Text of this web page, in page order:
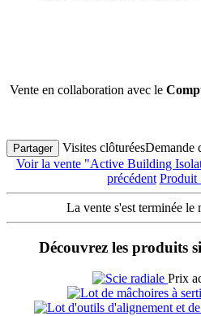
Vente en collaboration avec le
Partager Visites clôturéesDemande
Voir la vente "Active Building
précédent Produit
La vente s'est terminée le
Découvrez les produits
Prix